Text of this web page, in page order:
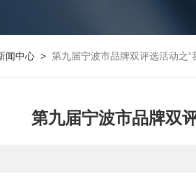
闻中心 >第九届宁波市品牌双评选活动之“
第九届宁波市品牌双